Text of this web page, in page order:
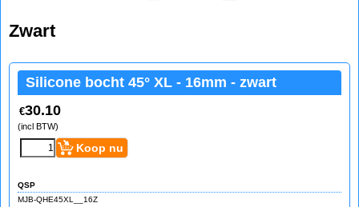
Zwart
Silicone bocht 45° XL - 16mm - zwart
€30.10
(incl BTW)
Koop nu
QSP
MJB-QHE45XL__16Z